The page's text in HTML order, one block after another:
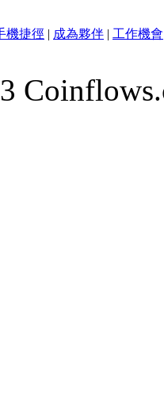
機捷徑 | 成為夥伴 | 工作機會